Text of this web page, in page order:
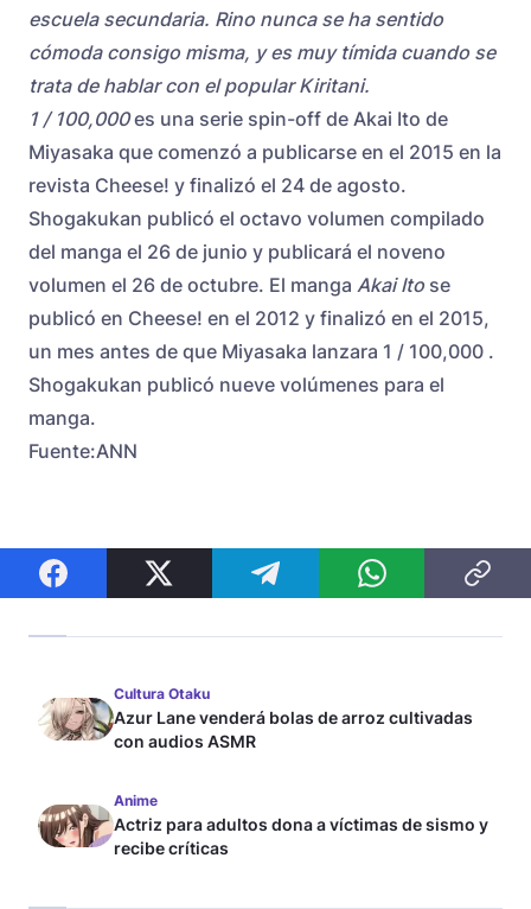
escuela secundaria. Rino nunca se ha sentido
cómoda consigo misma, y ​​es muy tímida cuando se
trata de hablar con el popular Kiritani.
1 / 100,000es una serie spin-off de Akai Ito de
Miyasaka que comenzó a publicarse en el 2015 en la
revista Cheese! y finalizó el 24 de agosto.
Shogakukan publicó el octavo volumen compilado
del manga el 26 de junio y publicará el noveno
volumen el 26 de octubre. El manga Akai Ito se
publicó en Cheese! en el 2012 y finalizó en el 2015,
un mes antes de que Miyasaka lanzara 1 / 100,000 .
Shogakukan publicó nueve volúmenes para el
manga.
Fuente:ANN
Cultura Otaku
Azur Lane venderá bolas de arroz cultivadas
con audios ASMR
Anime
Actriz para adultos dona a víctimas de sismo y
recibe críticas